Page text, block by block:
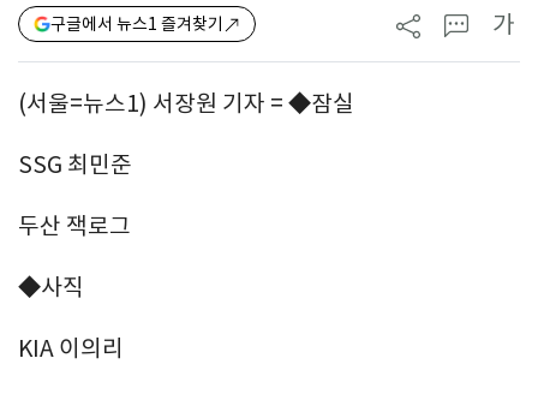
구글에서 뉴스1 즐겨찾기 가
(서울=뉴스1) 서장원 기자 = ◆잠실
SSG 최민준
두산 잭로그
◆사직
KIA 이의리